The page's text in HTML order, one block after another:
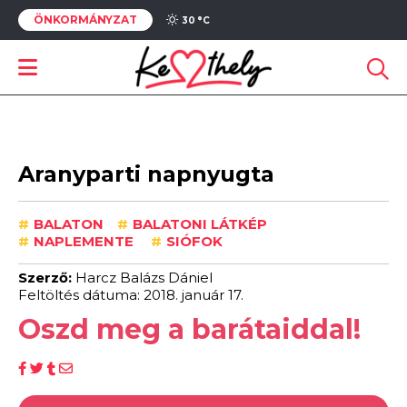
ÖNKORMÁNYZAT 30 °C
Aranyparti napnyugta
# BALATON # BALATONI LÁTKÉP
# NAPLEMENTE # SIÓFOK
Szerző: Harcz Balázs Dániel
Feltöltés dátuma: 2018. január 17.
Oszd meg a barátaiddal!